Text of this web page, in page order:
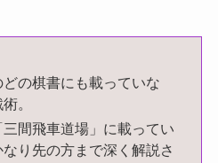
どの棋書にも載っていな
。
三間飛車道場」に載ってい
り先の方まで深く解説さ